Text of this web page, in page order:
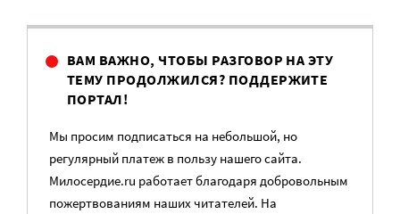
ВАМ ВАЖНО, ЧТОБЫ РАЗГОВОР НА ЭТУ
ТЕМУ ПРОДОЛЖИЛСЯ? ПОДДЕРЖИТЕ
ПОРТАЛ!
Мы просим подписаться на небольшой, но
регулярный платеж в пользу нашего сайта.
Милосердие.ru работает благодаря добровольным
пожертвованиям наших читателей. На